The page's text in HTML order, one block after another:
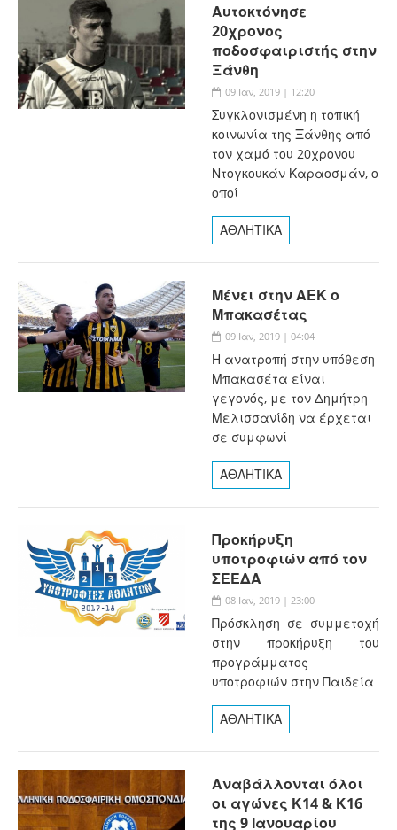
Αυτοκτόνησε
20χρονος
ποδοσφαιριστής στην
Ξάνθη
09 Ιαν, 2019 | 12:20
Συγκλονισμένη η τοπική
κοινωνία της Ξάνθης από
τον χαμό του 20χρονου
Ντογκουκάν Καραοσμάν, ο
οποί
ΑΘΛΗΤΙΚΑ
Μένει στην ΑΕΚ ο
Μπακασέτας
09 Ιαν, 2019 | 04:04
Η ανατροπή στην υπόθεση
Μπακασέτα είναι
γεγονός, με τον Δημήτρη
Μελισσανίδη να έρχεται
σε συμφωνί
ΑΘΛΗΤΙΚΑ
Προκήρυξη
υποτροφιών από τον
ΣΕΕΔΑ
08 Ιαν, 2019 | 23:00
Πρόσκληση σε συμμετοχή
στην προκήρυξη του
προγράμματος
υποτροφιών στην Παιδεία
ΑΘΛΗΤΙΚΑ
Αναβάλλονται όλοι
οι αγώνες Κ14 & Κ16
της 9 Ιανουαρίου